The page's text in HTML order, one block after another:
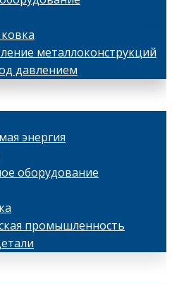
металлоконструкций
давлением
энергия
оборудование
промышленность